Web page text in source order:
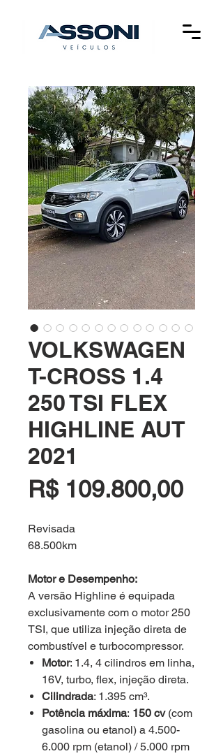
VOLKSWAGEN
T-CROSS 1.4
250 TSI FLEX
HIGHLINE AUT
2021
R$ 109.800,00
Revisada
68.500km
Motor e Desempenho:
A versão Highline é equipada
exclusivamente com o motor 250
TSI, que utiliza injeção direta de
combustível e turbocompressor.
Motor: 1.4, 4 cilindros em linha,
16V, turbo, flex, injeção direta.
Cilindrada: 1.395 cm³.
Potência máxima: 150 cv(com
gasolina ou etanol) a 4.500-
6.000 rpm (etanol) / 5.000 rpm